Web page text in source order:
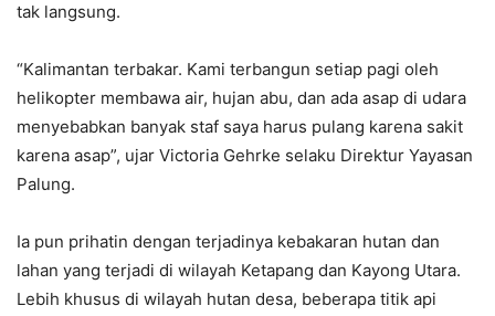
tak langsung.
“Kalimantan terbakar. Kami terbangun setiap pagi oleh
helikopter membawa air, hujan abu, dan ada asap di udara
menyebabkan banyak staf saya harus pulang karena sakit
karena asap”, ujar Victoria Gehrke selaku Direktur Yayasan
Palung.
Ia pun prihatin dengan terjadinya kebakaran hutan dan
lahan yang terjadi di wilayah Ketapang dan Kayong Utara.
Lebih khusus di wilayah hutan desa, beberapa titik api